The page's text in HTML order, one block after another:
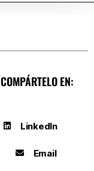
COMPÁRTELO EN:
LinkedIn
Email